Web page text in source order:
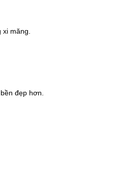
măng.
đẹp hơn.